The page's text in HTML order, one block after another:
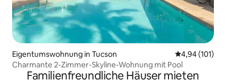
Eigentumswohnung in Tucson
4,94 (101)
Charmante 2-Zimmer-Skyline-Wohnung mit Pool
Familienfreundliche Häuser mieten